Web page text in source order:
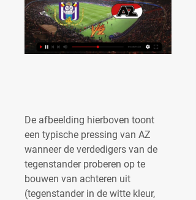
De afbeelding hierboven toont
een typische pressing van AZ
wanneer de verdedigers van de
tegenstander proberen op te
bouwen van achteren uit
(tegenstander in de witte kleur,